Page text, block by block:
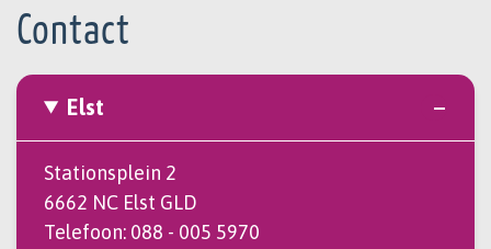
Contact
Elst
Stationsplein 2
6662 NC Elst GLD
Telefoon: 088 - 005 5970